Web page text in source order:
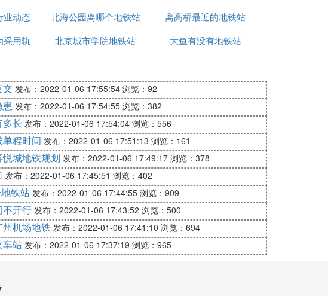
上人生的巅峰。
美金左右核人民币7000到17500
一年工资好像只有2000多再打个折。
亚运小学
业动态
北海公园离哪个地铁站
最近
离高桥最近的地铁站
采用轨
北京城市学院地铁站 大鱼有没有地铁站
文 发布：2022-01-06 17:55:54 浏览：92
患 发布：2022-01-06 17:54:55 浏览：382
长 发布：2022-01-06 17:54:04 浏览：556
程时间 发布：2022-01-06 17:51:13 浏览：161
城地铁规划 发布：2022-01-06 17:49:17 浏览：378
发布：2022-01-06 17:45:51 浏览：402
铁站发布：2022-01-06 17:44:55 浏览：909
不开行 发布：2022-01-06 17:43:52 浏览：500
机场地铁发布：2022-01-06 17:41:10 浏览：694
车站 发布：2022-01-06 17:37:19 浏览：965